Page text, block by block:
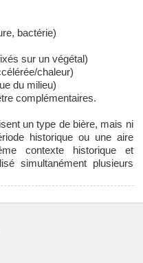
bactérie)
sur un végétal)
chaleur)
du milieu)
complémentaires.
un type de bière, mais ni
historique ou une aire
contexte historique et
simultanément plusieurs